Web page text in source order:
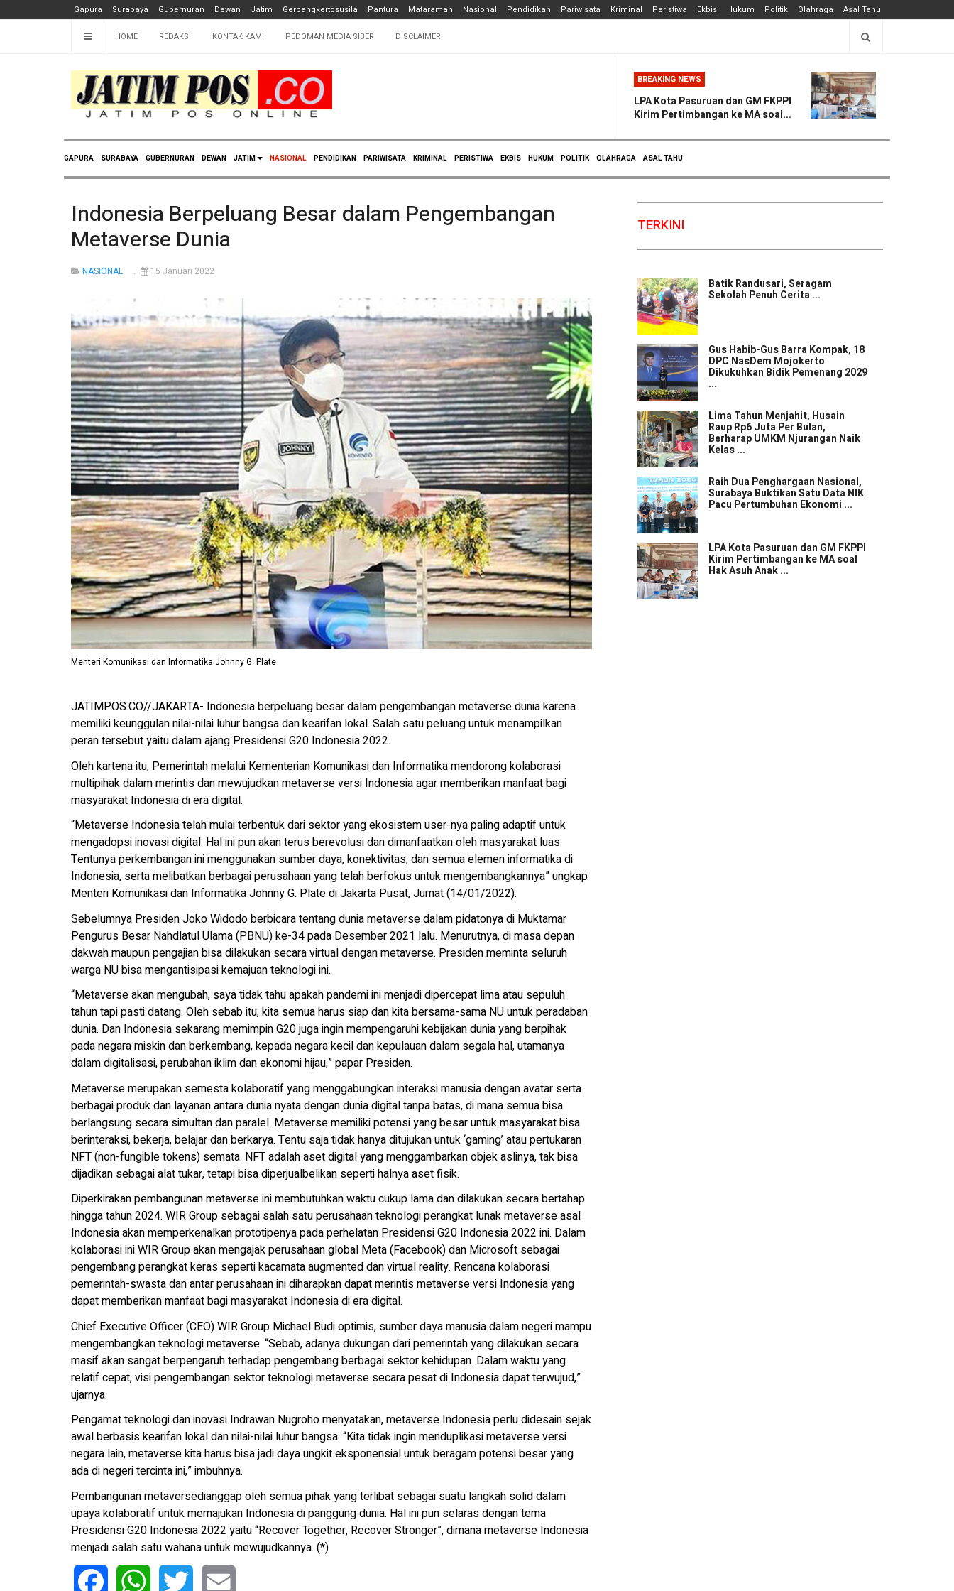
Gapura Surabaya Gubernuran Dewan Jatim Gerbangkertosusila Pantura Mataraman Nasional Pendidikan Pariwisata Kriminal Peristiwa Ekbis Hukum Politik Olahraga Asal Tahu
HOME REDAKSI KONTAK KAMI PEDOMAN MEDIA SIBER DISCLAIMER
BREAKING NEWS
LPA Kota Pasuruan dan GM FKPPI
Kirim Pertimbangan ke MA soal...
GAPURA SURABAYA GUBERNURAN DEWAN JATIM NASIONAL PENDIDIKAN PARIWISATA KRIMINAL PERISTIWA EKBIS HUKUM POLITIK OLAHRAGA ASAL TAHU
Indonesia Berpeluang Besar dalam Pengembangan
Metaverse Dunia
NASIONAL 15 Januari 2022
Menteri Komunikasi dan Informatika Johnny G. Plate
JATIMPOS.CO//JAKARTA- Indonesia berpeluang besar dalam pengembangan metaverse dunia karena
memiliki keunggulan nilai-nilai luhur bangsa dan kearifan lokal. Salah satu peluang untuk menampilkan
peran tersebut yaitu dalam ajang Presidensi G20 Indonesia 2022.
Oleh kartena itu, Pemerintah melalui Kementerian Komunikasi dan Informatika mendorong kolaborasi
multipihak dalam merintis dan mewujudkan metaverse versi Indonesia agar memberikan manfaat bagi
masyarakat Indonesia di era digital.
“Metaverse Indonesia telah mulai terbentuk dari sektor yang ekosistem user-nya paling adaptif untuk
mengadopsi inovasi digital. Hal ini pun akan terus berevolusi dan dimanfaatkan oleh masyarakat luas.
Tentunya perkembangan ini menggunakan sumber daya, konektivitas, dan semua elemen informatika di
Indonesia, serta melibatkan berbagai perusahaan yang telah berfokus untuk mengembangkannya” ungkap
Menteri Komunikasi dan Informatika Johnny G. Plate di Jakarta Pusat, Jumat (14/01/2022).
Sebelumnya Presiden Joko Widodo berbicara tentang dunia metaverse dalam pidatonya di Muktamar
Pengurus Besar Nahdlatul Ulama (PBNU) ke-34 pada Desember 2021 lalu. Menurutnya, di masa depan
dakwah maupun pengajian bisa dilakukan secara virtual dengan metaverse. Presiden meminta seluruh
warga NU bisa mengantisipasi kemajuan teknologi ini.
“Metaverse akan mengubah, saya tidak tahu apakah pandemi ini menjadi dipercepat lima atau sepuluh
tahun tapi pasti datang. Oleh sebab itu, kita semua harus siap dan kita bersama-sama NU untuk peradaban
dunia. Dan Indonesia sekarang memimpin G20 juga ingin mempengaruhi kebijakan dunia yang berpihak
pada negara miskin dan berkembang, kepada negara kecil dan kepulauan dalam segala hal, utamanya
dalam digitalisasi, perubahan iklim dan ekonomi hijau,” papar Presiden.
Metaverse merupakan semesta kolaboratif yang menggabungkan interaksi manusia dengan avatar serta
berbagai produk dan layanan antara dunia nyata dengan dunia digital tanpa batas, di mana semua bisa
berlangsung secara simultan dan paralel. Metaverse memiliki potensi yang besar untuk masyarakat bisa
berinteraksi, bekerja, belajar dan berkarya. Tentu saja tidak hanya ditujukan untuk ‘gaming’ atau pertukaran
NFT (non-fungible tokens) semata. NFT adalah aset digital yang menggambarkan objek aslinya, tak bisa
dijadikan sebagai alat tukar, tetapi bisa diperjualbelikan seperti halnya aset fisik.
Diperkirakan pembangunan metaverse ini membutuhkan waktu cukup lama dan dilakukan secara bertahap
hingga tahun 2024. WIR Group sebagai salah satu perusahaan teknologi perangkat lunak metaverse asal
Indonesia akan memperkenalkan prototipenya pada perhelatan Presidensi G20 Indonesia 2022 ini. Dalam
kolaborasi ini WIR Group akan mengajak perusahaan global Meta (Facebook) dan Microsoft sebagai
pengembang perangkat keras seperti kacamata augmented dan virtual reality. Rencana kolaborasi
pemerintah-swasta dan antar perusahaan ini diharapkan dapat merintis metaverse versi Indonesia yang
dapat memberikan manfaat bagi masyarakat Indonesia di era digital.
Chief Executive Officer (CEO) WIR Group Michael Budi optimis, sumber daya manusia dalam negeri mampu
mengembangkan teknologi metaverse. “Sebab, adanya dukungan dari pemerintah yang dilakukan secara
masif akan sangat berpengaruh terhadap pengembang berbagai sektor kehidupan. Dalam waktu yang
relatif cepat, visi pengembangan sektor teknologi metaverse secara pesat di Indonesia dapat terwujud,”
ujarnya.
Pengamat teknologi dan inovasi Indrawan Nugroho menyatakan, metaverse Indonesia perlu didesain sejak
awal berbasis kearifan lokal dan nilai-nilai luhur bangsa. “Kita tidak ingin menduplikasi metaverse versi
negara lain, metaverse kita harus bisa jadi daya ungkit eksponensial untuk beragam potensi besar yang
ada di negeri tercinta ini,” imbuhnya.
Pembangunan metaversedianggap oleh semua pihak yang terlibat sebagai suatu langkah solid dalam
upaya kolaboratif untuk memajukan Indonesia di panggung dunia. Hal ini pun selaras dengan tema
Presidensi G20 Indonesia 2022 yaitu “Recover Together, Recover Stronger”, dimana metaverse Indonesia
menjadi salah satu wahana untuk mewujudkannya. (*)
TERKINI
Batik Randusari, Seragam
Sekolah Penuh Cerita ...
Gus Habib-Gus Barra Kompak, 18
DPC NasDem Mojokerto
Dikukuhkan Bidik Pemenang 2029
...
Lima Tahun Menjahit, Husain
Raup Rp6 Juta Per Bulan,
Berharap UMKM Njurangan Naik
Kelas ...
Raih Dua Penghargaan Nasional,
Surabaya Buktikan Satu Data NIK
Pacu Pertumbuhan Ekonomi ...
LPA Kota Pasuruan dan GM FKPPI
Kirim Pertimbangan ke MA soal
Hak Asuh Anak ...